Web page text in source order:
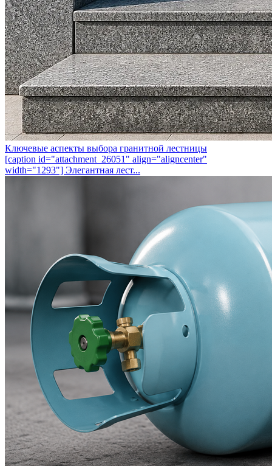
Ключевые аспекты выбора гранитной лестницы
[caption id="attachment_26051" align="aligncenter"
width="1293"] Элегантная лест...